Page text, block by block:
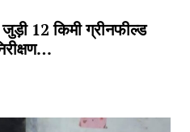
12 किमी ग्रीनफील्ड